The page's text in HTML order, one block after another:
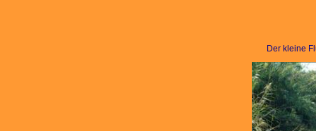
Der kleine